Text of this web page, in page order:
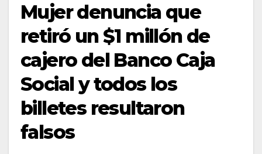
Mujer denuncia que
retiró un $1 millón de
cajero del Banco Caja
Social y todos los
billetes resultaron
falsos